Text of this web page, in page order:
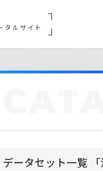
タルサイト
データセット一覧 「